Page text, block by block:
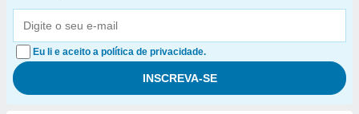
Eu li e aceito a política de privacidade.